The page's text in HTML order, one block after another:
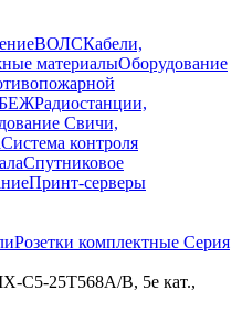
ВОЛСКабели,
материалыОборудование
Радиостанции,
Свичи,
Система контроля
Спутниковое
Принт-серверы
Розетки комплектные Серия
C5-25T568A/B, 5e кат.,